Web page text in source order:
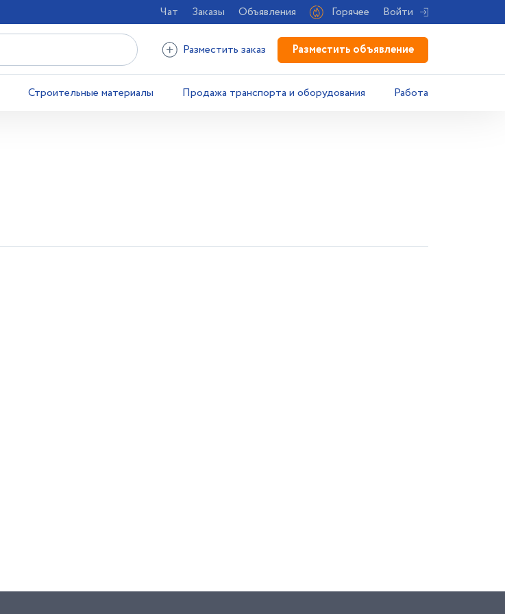
Чат Заказы Объявления Горячее Войти
Разместить заказ Разместить объявление
Строительные материалы Продажа транспорта и оборудования Работа